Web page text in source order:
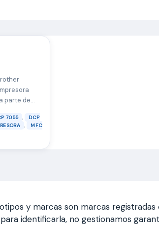
parte de
el tóner
una
…
7055 ,
DCP
,
MFC
y marcas son marcas
identificarla, no gestionamos